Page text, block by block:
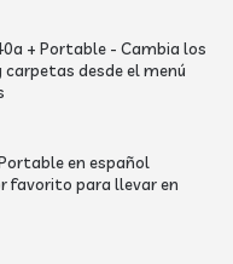
+ Portable - Cambia los
desde el menú
en español
favorito para llevar en